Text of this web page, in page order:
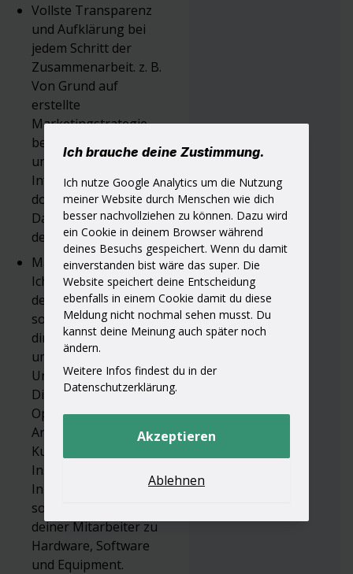
Ich brauche deine Zustimmung.
Ich nutze Google Analytics um die Nutzung
meiner Website durch Menschen wie dich
besser nachvollziehen zu können. Dazu wird
ein Cookie in deinem Browser während
deines Besuchs gespeichert. Wenn du damit
einverstanden bist wäre das super. Die
Website speichert deine Entscheidung
ebenfalls in einem Cookie damit du diese
Meldung nicht nochmal sehen musst. Du
kannst deine Meinung auch später noch
ändern.
Weitere Infos findest du in der
Datenschutzerklärung.
Akzeptieren
Ablehnen
Vollste Transparenz
und Aufklärung bei
jedem Schritt der
Zusammenarbeit. z. B.
Von Grund auf
erstellte
Marketingstrategie
bei der jeder Schritt
und recherchierte
Information
dokumentiert wird.
Damit du immer auf
dem Laufenden bist.
Marketing & mehr—
Ich helfe nicht nur bei
deinem Marketing,
sondern biete auch
direkte Services rund
um dein
Unternehmen, wie
Digitalisierung und
Optimierung deiner
Arbeitsabläufe und
Kundenakquise,
Installation und
Inbetriebnahme
sowie Schulung
deiner Mitarbeiter zu
Hardware, Software
und Equipment.